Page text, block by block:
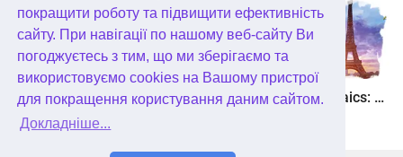
покращити роботу та підвищити ефективність
сайту. При навігації по нашому веб-сайту Ви
погоджуєтесь з тим, що ми зберігаємо та
використовуємо cookies на Вашому пристрої
для покращення користування даним сайтом.
Докладніше...
Квадріум Пас'янс Білосніжка. Зачароване королівство Travel Mosaics: A Paris Tour